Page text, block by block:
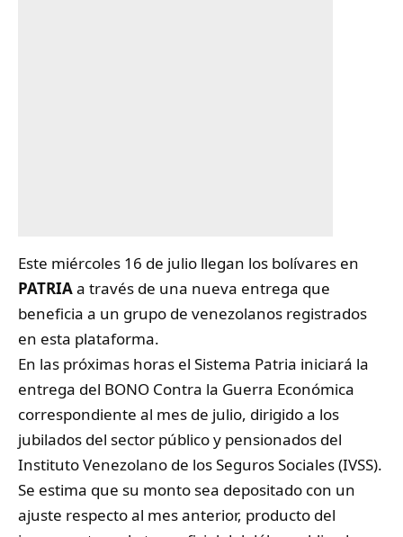
Este miércoles 16 de julio llegan los bolívares en
PATRIAa través de una nueva entrega que
beneficia a un grupo de venezolanos registrados
en esta plataforma.
En las próximas horas el Sistema Patria iniciará la
entrega del BONO Contra la Guerra Económica
correspondiente al mes de julio, dirigido a los
jubilados del sector público y pensionados del
Instituto Venezolano de los Seguros Sociales (IVSS).
Se estima que su monto sea depositado con un
ajuste respecto al mes anterior, producto del